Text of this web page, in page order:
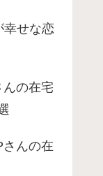
幸せな恋
んの在宅
さんの在